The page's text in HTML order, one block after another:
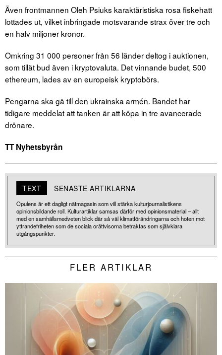
Även frontmannen Oleh Psiuks karaktäristiska rosa fiskehatt
lottades ut, vilket inbringade motsvarande strax över tre och
en halv miljoner kronor.
Omkring 31 000 personer från 56 länder deltog i auktionen,
som tillät bud även i kryptovaluta. Det vinnande budet, 500
ethereum, lades av en europeisk kryptobörs.
Pengarna ska gå till den ukrainska armén. Bandet har
tidigare meddelat att tanken är att köpa in tre avancerade
drönare.
TT Nyhetsbyrån
TEXT SENASTE ARTIKLARNA
Opulens är ett dagligt nätmagasin som vill stärka kulturjournalistikens
opinionsbildande roll. Kulturartiklar samsas därför med opinionsmaterial – allt
med en samhällsmedveten blick där så väl klimatförändringarna och hoten mot
yttrandefriheten som de sociala orättvisorna betraktas som självklara
utgångspunkter.
FLER ARTIKLAR